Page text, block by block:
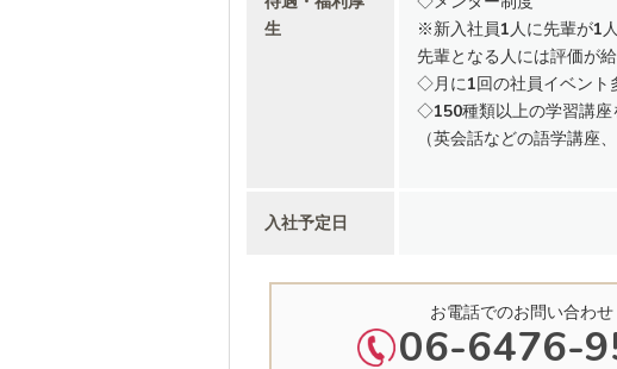
生
※新入社員1人に先輩が1
先輩となる人には評価が
◇月に1回の社員イベント
◇150種類以上の学習講座
（英会話などの語学講座
入社予定日
お電話でのお問い合わせ
06-6476-